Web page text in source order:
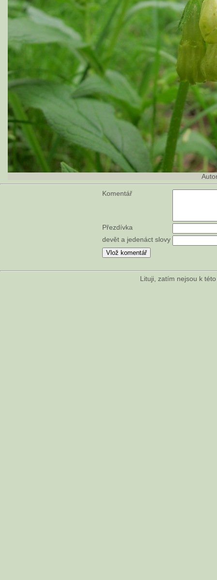
Komentář
Přezdívka
devět a jedenáct slovy
Lituji, zatím nejsou k